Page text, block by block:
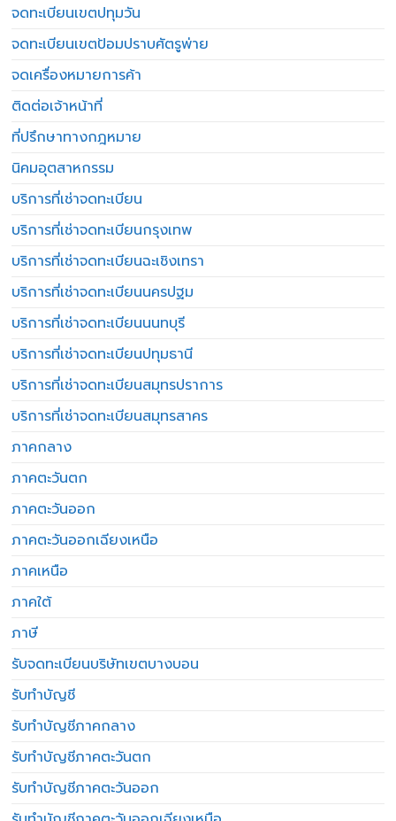
จดทะเบียนเขตปทุมวัน
จดทะเบียนเขตป้อมปราบศัตรูพ่าย
จดเครื่องหมายการค้า
ติดต่อเจ้าหน้าที่
ที่ปรึกษาทางกฎหมาย
นิคมอุตสาหกรรม
บริการที่เช่าจดทะเบียน
บริการที่เช่าจดทะเบียนกรุงเทพ
บริการที่เช่าจดทะเบียนฉะเชิงเทรา
บริการที่เช่าจดทะเบียนนครปฐม
บริการที่เช่าจดทะเบียนนนทบุรี
บริการที่เช่าจดทะเบียนปทุมธานี
บริการที่เช่าจดทะเบียนสมุทรปราการ
บริการที่เช่าจดทะเบียนสมุทรสาคร
ภาคกลาง
ภาคตะวันตก
ภาคตะวันออก
ภาคตะวันออกเฉียงเหนือ
ภาคเหนือ
ภาคใต้
ภาษี
รับจดทะเบียนบริษัทเขตบางบอน
รับทำบัญชี
รับทำบัญชีภาคกลาง
รับทำบัญชีภาคตะวันตก
รับทำบัญชีภาคตะวันออก